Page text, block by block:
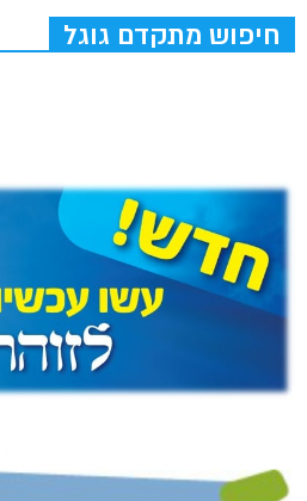
חיפוש מתקדם גוגל